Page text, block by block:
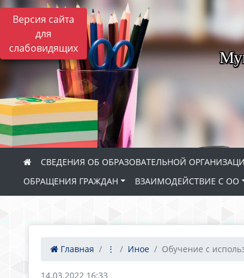
Версия сайта
для
слабовидящих
СВЕДЕНИЯ ОБ ОБРАЗОВАТЕЛЬНОЙ
ОБРАЩЕНИЯ ГРАЖДАН
ВЗАИМОДЕЙСТВИЕ С ОО
Главная ⋮ Иное Обучение с
14.03.2022 16:33